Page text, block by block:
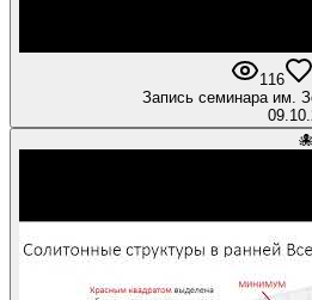
116
Запись семинара им.